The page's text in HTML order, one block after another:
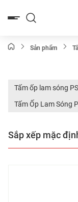
qua
Sản phẩm
Tấm ốp lam sóng PS
Tấm Ốp Lam Sóng
Sắp xếp mặc